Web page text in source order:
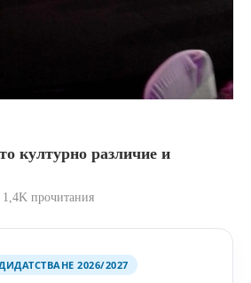
културно различие и
1,4K прочитания
2026/2027